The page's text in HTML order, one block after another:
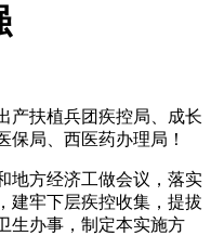
扶植兵团疾控局、成长
保局、西医药办理局！
方经济工做会议，落实
建牢下层疾控收集，提拔
生办事，制定本实施方